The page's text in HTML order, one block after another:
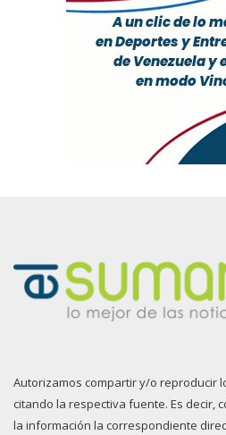
Autorizamos compartir y/o reproducir
citando la respectiva fuente. Es decir,
la información la correspondiente